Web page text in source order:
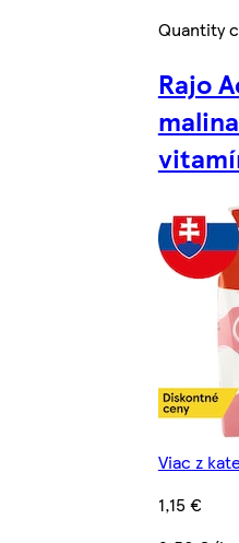
Quantity
Rajo
Viac z
1,15 €